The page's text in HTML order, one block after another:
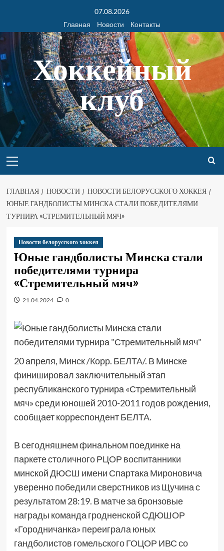
07.08.2026
Главная
Новости Контакты
Хоккейный
клуб
ГЛАВНАЯ НОВОСТИ
НОВОСТИ БЕЛОРУССКОГО ХОККЕЯ
ЮНЫЕ ГАНДБОЛИСТЫ МИНСКА СТАЛИ ПОБЕДИТЕЛЯМИ
ТУРНИРА «СТРЕМИТЕЛЬНЫЙ МЯЧ»
Новости белорусского хоккея
Юные гандболисты Минска стали
победителями турнира
«Стремительный мяч»
21.04.2024 0
20 апреля, Минск /Корр. БЕЛТА/. В Минске
финишировал заключительный этап
республиканского турнира «Стремительный
мяч» среди юношей 2010-2011 годов рождения,
сообщает корреспондент БЕЛТА.
В сегодняшнем финальном поединке на
паркете столичного РЦОР воспитанники
минской ДЮСШ имени Спартака Мироновича
уверенно победили сверстников из Щучина с
результатом 28:19. В матче за бронзовые
награды команда гродненской СДЮШОР
«Городничанка» переиграла юных
гандболистов гомельского ГОЦОР ИВС со